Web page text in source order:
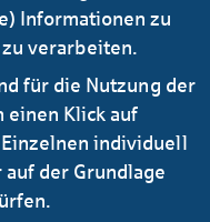
– allesamt
macht sich
durch
Plattformen,
eigener
neuen
die Plattform­­­­­­­
profitieren
Informationen zu
verarbeiten.
für die Nutzung der
einen Klick auf
individuell
der Grundlage